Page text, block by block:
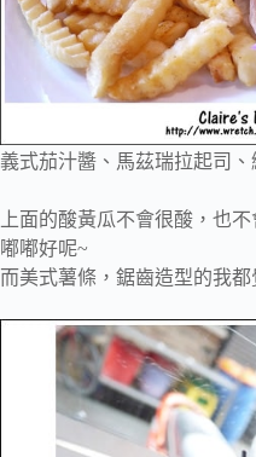
義式茄汁醬、馬茲瑞拉起司
上面的酸黃瓜不會很酸，也
嘟嘟好呢~
而美式薯條，鋸齒造型的我